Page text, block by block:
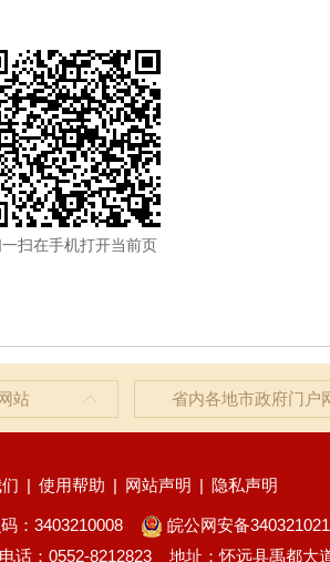
扫在手机打开当前页
站 省内各地市政府门户
| 使用帮助 | 网站声明 | 隐私声明
：3403210008
皖公网安备
话：0552-8212823 地址：怀远县禹都大